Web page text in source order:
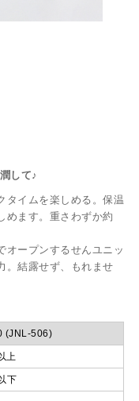
して♪
タイムを楽しめる。保温
めます。重さわずか約
オープンするせんユニッ
。結露せず、もれませ
(JNL-506)
上
下